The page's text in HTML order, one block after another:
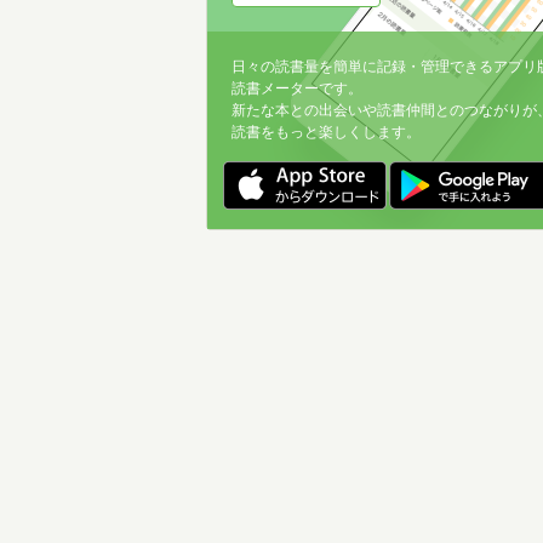
日々の読書量を簡単に記録・管理できるアプリ
読書メーターです。
新たな本との出会いや読書仲間とのつながりが
読書をもっと楽しくします。